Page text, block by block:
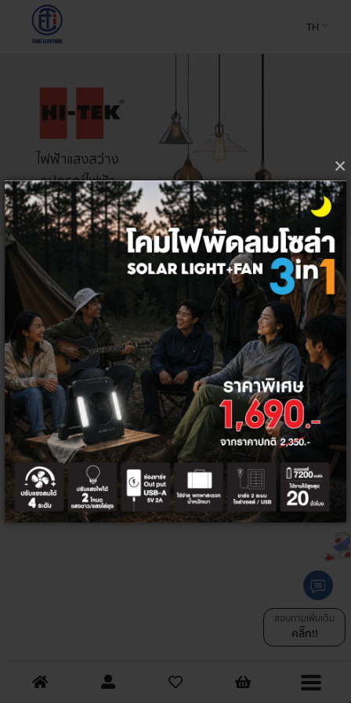
×
TH
Home บาลาสต์,อิกนิคเตอร์,คาปาซิเตอร์
บาลาสต์
ตัวกรอง
ทั้งหมด
สอบถามเพิ่มเติม
คลิ๊ก!!